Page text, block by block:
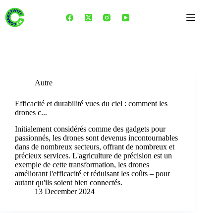
content
Autre
Efficacité et durabilité vues du ciel : comment les
drones c...
Initialement considérés comme des gadgets pour
passionnés, les drones sont devenus incontournables
dans de nombreux secteurs, offrant de nombreux et
précieux services. L'agriculture de précision est un
exemple de cette transformation, les drones
améliorant l'efficacité et réduisant les coûts – pour
autant qu'ils soient bien connectés.
13 December 2024